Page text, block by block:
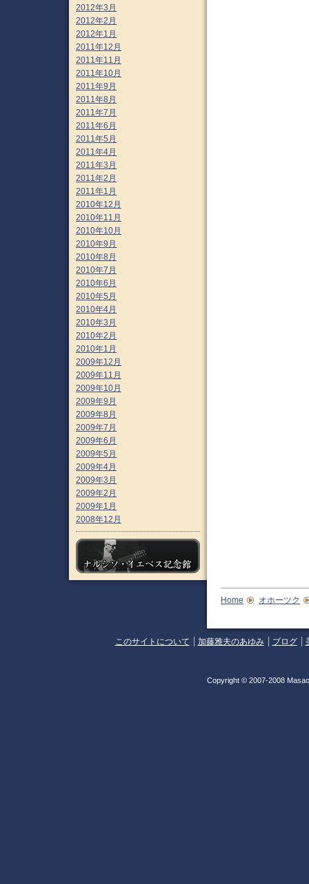
2012年3月
2012年2月
2012年1月
2011年12月
2011年11月
2011年10月
2011年9月
2011年8月
2011年7月
2011年6月
2011年5月
2011年4月
2011年3月
2011年2月
2011年1月
2010年12月
2010年11月
2010年10月
2010年9月
2010年8月
2010年7月
2010年6月
2010年5月
2010年4月
2010年3月
2010年2月
2010年1月
2009年12月
2009年11月
2009年10月
2009年9月
2009年8月
2009年7月
2009年6月
2009年5月
2009年4月
2009年3月
2009年2月
2009年1月
2008年12月
Home オホーツク
このサイトについて 加藤雅夫のあゆみ ブログ
Copyright © 2007-2008